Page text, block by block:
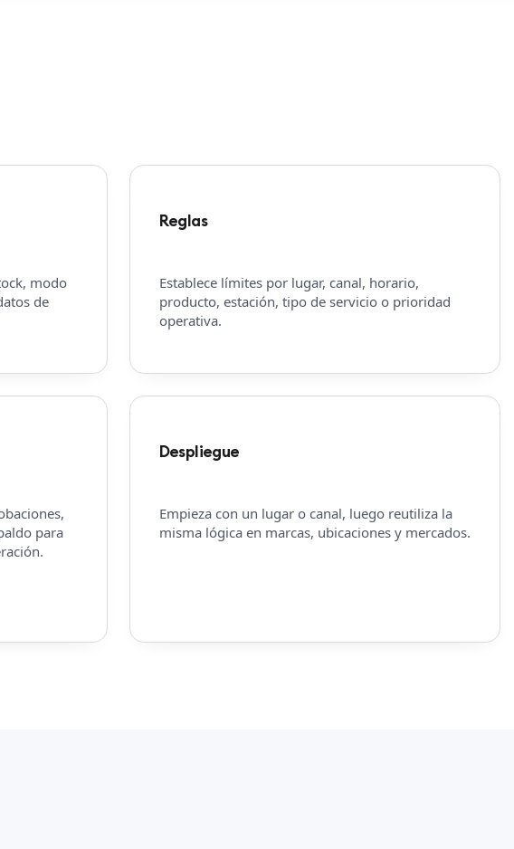
modo
de
Reglas
Establece límites por lugar, canal, horario,
producto, estación, tipo de servicio o prioridad
operativa.
para
Despliegue
Empieza con un lugar o canal, luego reutiliza la
misma lógica en marcas, ubicaciones y mercados.